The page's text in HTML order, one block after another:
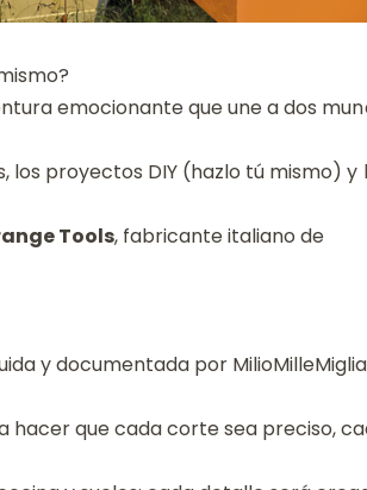
emocionante que une a dos
los proyectos DIY (hazlo tú mismo) y
Tools, fabricante italiano de
y documentada por
hacer que cada corte sea preciso,